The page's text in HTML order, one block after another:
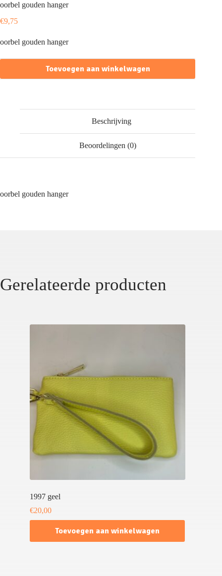
oorbel gouden hanger
€9,75
oorbel gouden hanger
Toevoegen aan winkelwagen
Beschrijving
Beoordelingen (0)
oorbel gouden hanger
Gerelateerde producten
1997 geel
€20,00
Toevoegen aan winkelwagen